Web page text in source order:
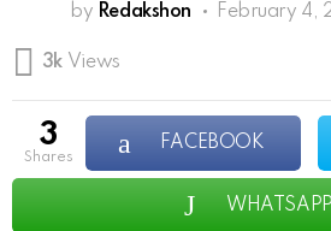
by Redakshon February 4,
3k Views
3
shares
FACEBOOK
WHATSAPP